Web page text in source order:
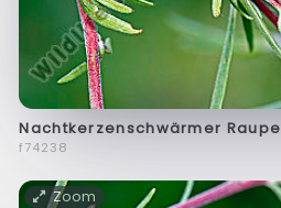
Nachtkerzenschwärmer Raupe
f74238
Zoom